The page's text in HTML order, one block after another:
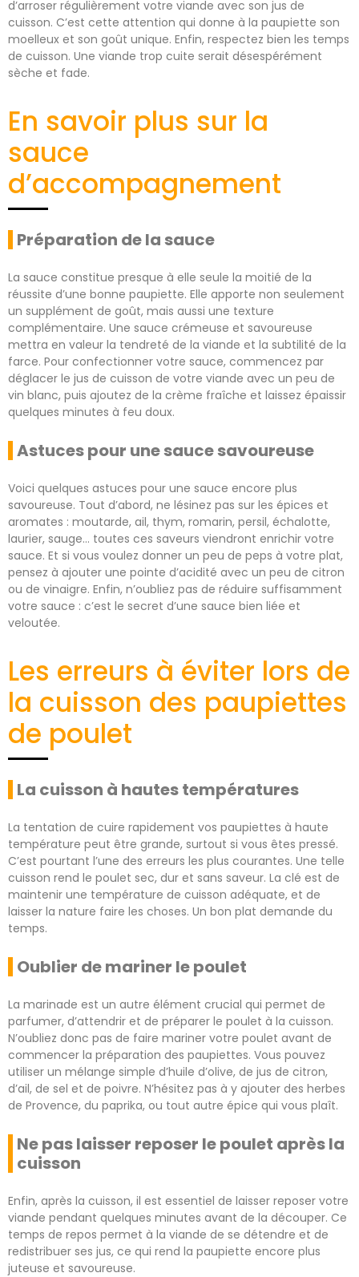
d’arroser régulièrement votre viande avec son jus de
cuisson. C’est cette attention qui donne à la paupiette son
moelleux et son goût unique. Enfin, respectez bien les temps
de cuisson. Une viande trop cuite serait désespérément
sèche et fade.
En savoir plus sur la
sauce
d’accompagnement
Préparation de la sauce
La sauce constitue presque à elle seule la moitié de la
réussite d’une bonne paupiette. Elle apporte non seulement
un supplément de goût, mais aussi une texture
complémentaire. Une sauce crémeuse et savoureuse
mettra en valeur la tendreté de la viande et la subtilité de la
farce. Pour confectionner votre sauce, commencez par
déglacer le jus de cuisson de votre viande avec un peu de
vin blanc, puis ajoutez de la crème fraîche et laissez épaissir
quelques minutes à feu doux.
Astuces pour une sauce savoureuse
Voici quelques astuces pour une sauce encore plus
savoureuse. Tout d’abord, ne lésinez pas sur les épices et
aromates : moutarde, ail, thym, romarin, persil, échalotte,
laurier, sauge… toutes ces saveurs viendront enrichir votre
sauce. Et si vous voulez donner un peu de peps à votre plat,
pensez à ajouter une pointe d’acidité avec un peu de citron
ou de vinaigre. Enfin, n’oubliez pas de réduire suffisamment
votre sauce : c’est le secret d’une sauce bien liée et
veloutée.
Les erreurs à éviter lors de
la cuisson des paupiettes
de poulet
La cuisson à hautes températures
La tentation de cuire rapidement vos paupiettes à haute
température peut être grande, surtout si vous êtes pressé.
C’est pourtant l’une des erreurs les plus courantes. Une telle
cuisson rend le poulet sec, dur et sans saveur. La clé est de
maintenir une température de cuisson adéquate, et de
laisser la nature faire les choses. Un bon plat demande du
temps.
Oublier de mariner le poulet
La marinade est un autre élément crucial qui permet de
parfumer, d’attendrir et de préparer le poulet à la cuisson.
N’oubliez donc pas de faire mariner votre poulet avant de
commencer la préparation des paupiettes. Vous pouvez
utiliser un mélange simple d’huile d’olive, de jus de citron,
d’ail, de sel et de poivre. N’hésitez pas à y ajouter des herbes
de Provence, du paprika, ou tout autre épice qui vous plaît.
Ne pas laisser reposer le poulet après la
cuisson
Enfin, après la cuisson, il est essentiel de laisser reposer votre
viande pendant quelques minutes avant de la découper. Ce
temps de repos permet à la viande de se détendre et de
redistribuer ses jus, ce qui rend la paupiette encore plus
juteuse et savoureuse.